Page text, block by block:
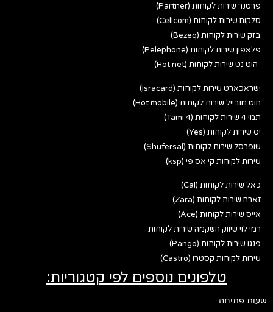
פרטנר שירות לקוחות (Partner)
סלקום שירות לקוחות (Cellcom)
בזק שירות לקוחות (Bezeq)
פלאפון שירות לקוחות (Pelephone)
הוט נט שירות לקוחות (Hot net)
ישראכארט שירות לקוחות (Isracard)
הוט מובייל שירות לקוחות (Hot mobile)
תמי 4 שירות לקוחות (Tami 4)
יס שירות לקוחות (Yes)
שופרסל שירות לקוחות (Shufersal)
שירות לקוחות קי אס פי (ksp)
כאל שירות לקוחות (Cal)
זארה שירות לקוחות (Zara)
אייס שירות לקוחות (Ace)
רמי לוי שיווק השקמה שירות לקוחות
פנגו שירות לקוחות (Pango)
שירות לקוחות קסטרו (Castro)
טלפונים נוספים לפי קטגוריות:
שעות פתיחה